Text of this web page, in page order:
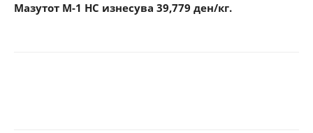
Мазутот М-1 НС изнесува 39,779 ден/кг.